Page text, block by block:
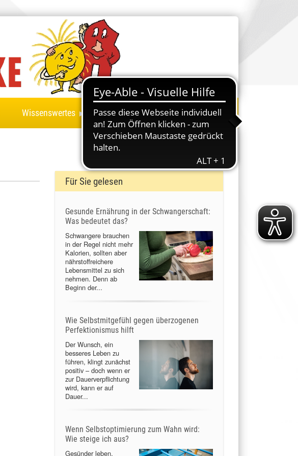
Wissenswertes ▸
Für Sie gelesen
Gesunde Ernährung in der Schwangerschaft:
Was bedeutet das?
Schwangere brauchen
in der Regel nicht mehr
Kalorien, sollten aber
nährstoffreichere
Lebensmittel zu sich
nehmen. Denn ab
Beginn der...
Wie Selbstmitgefühl gegen überzogenen
Perfektionismus hilft
Der Wunsch, ein
besseres Leben zu
führen, klingt zunächst
positiv – doch wenn er
zur Dauerverpflichtung
wird, kann er auf
Dauer...
Wenn Selbstoptimierung zum Wahn wird:
Wie steige ich aus?
Gesünder leben,